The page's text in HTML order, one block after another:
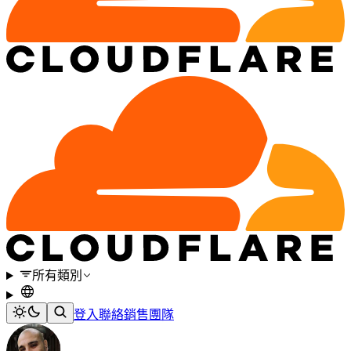
所有類別
登入聯絡銷售團隊